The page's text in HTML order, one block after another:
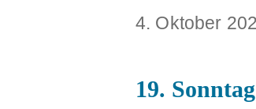
4. Oktober
19.